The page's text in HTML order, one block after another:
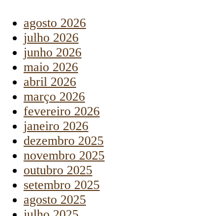
agosto 2026
julho 2026
junho 2026
maio 2026
abril 2026
março 2026
fevereiro 2026
janeiro 2026
dezembro 2025
novembro 2025
outubro 2025
setembro 2025
agosto 2025